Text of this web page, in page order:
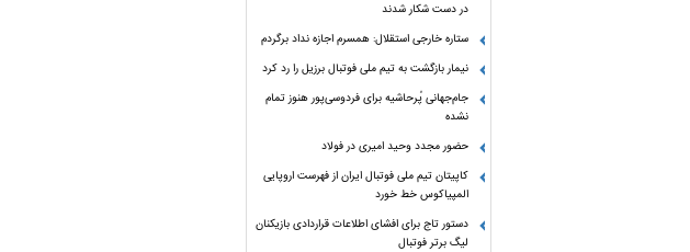
در دست شکار شدند
ستاره خارجی استقلال: همسرم اجازه نداد برگردم
نیمار بازگشت به تیم ملی فوتبال برزیل را رد کرد
جام‌جهانی پُرحاشیه برای فردوسی‌پور هنوز تمام
نشده
حضور مجدد وحید امیری در فولاد
کاپیتان تیم ملی فوتبال ایران از فهرست اروپایی
المپیاکوس خط خورد
دستور تاج برای افشای اطلاعات قراردادی بازیکنان
لیگ برتر فوتبال